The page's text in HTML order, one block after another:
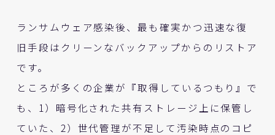
ランサムウェア感染後、最も確実かつ迅速な復
旧手段はクリーンなバックアップからのリストア
です。
ところが多くの企業が『取得しているつもり』で
も、1）暗号化された共有ストレージ上に保管し
ていた、2）世代管理が不足して汚染時点のコピ